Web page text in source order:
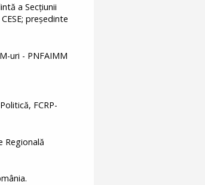
a Secțiunii
preşedinte
uri - PNFAIMM
FCRP-
Regională